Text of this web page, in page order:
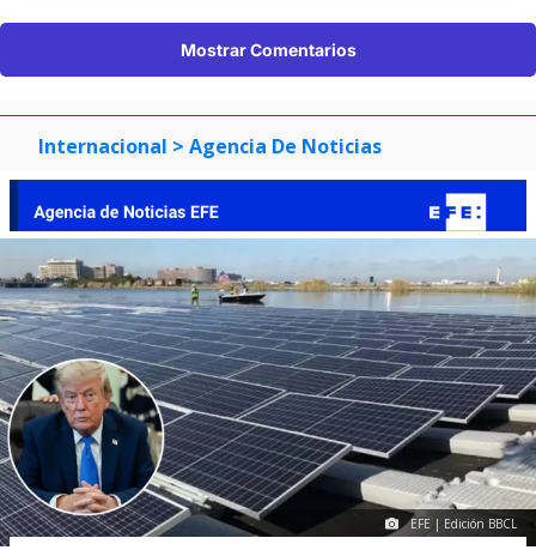
Mostrar Comentarios
Internacional > Agencia De Noticias
EFE | Edición BBCL